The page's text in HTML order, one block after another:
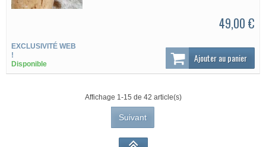
49,00 €
EXCLUSIVITÉ WEB
!
Disponible
Ajouter au panier
Affichage 1-15 de 42 article(s)
Suivant